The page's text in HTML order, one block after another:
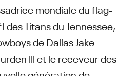
mondiale du flag-
Titans du Tennessee,
de Dallas Jake
III et le receveur des